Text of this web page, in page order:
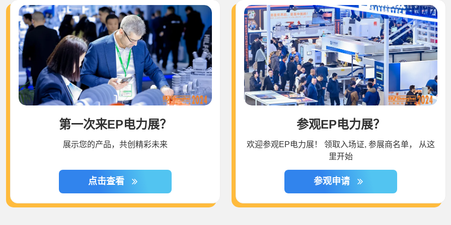
第一次来EP电力展？
展示您的产品，共创精彩未来
点击查看
参观EP电力展？
欢迎参观EP电力展！ 领取入场证, 参展商名单， 从这
里开始
参观申请